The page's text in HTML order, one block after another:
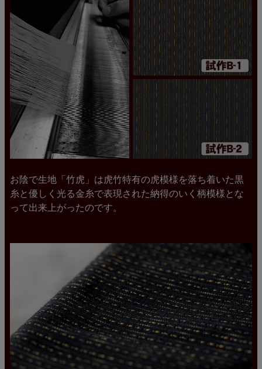
お陰で生地「竹虎」は虎竹特有の虎模様を落ち着いた黒
糸と優しく光る金糸で表現された納得のいく柄模様とな
って出来上がったのです。